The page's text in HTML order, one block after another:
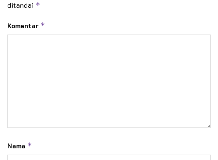
ditandai *
Komentar *
Nama *